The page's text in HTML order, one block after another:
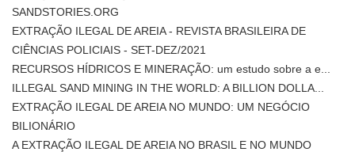
SANDSTORIES.ORG
EXTRAÇÃO ILEGAL DE AREIA - REVISTA BRASILEIRA DE
CIÊNCIAS POLICIAIS - SET-DEZ/2021
RECURSOS HÍDRICOS E MINERAÇÃO: um estudo sobre a e...
ILLEGAL SAND MINING IN THE WORLD: A BILLION DOLLA...
EXTRAÇÃO ILEGAL DE AREIA NO MUNDO: UM NEGÓCIO
BILIONÁRIO
A EXTRAÇÃO ILEGAL DE AREIA NO BRASIL E NO MUNDO